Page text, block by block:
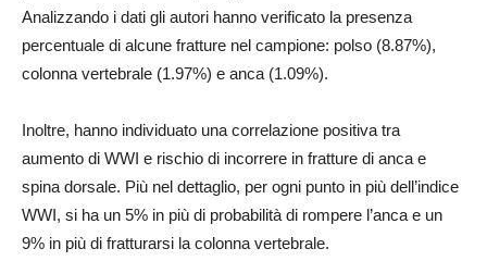
Analizzando i dati gli autori hanno verificato la presenza
percentuale di alcune fratture nel campione: polso (8.87%),
colonna vertebrale (1.97%) e anca (1.09%).
Inoltre, hanno individuato una correlazione positiva tra
aumento di WWI e rischio di incorrere in fratture di anca e
spina dorsale. Più nel dettaglio, per ogni punto in più dell’indice
WWI, si ha un 5% in più di probabilità di rompere l’anca e un
9% in più di fratturarsi la colonna vertebrale.